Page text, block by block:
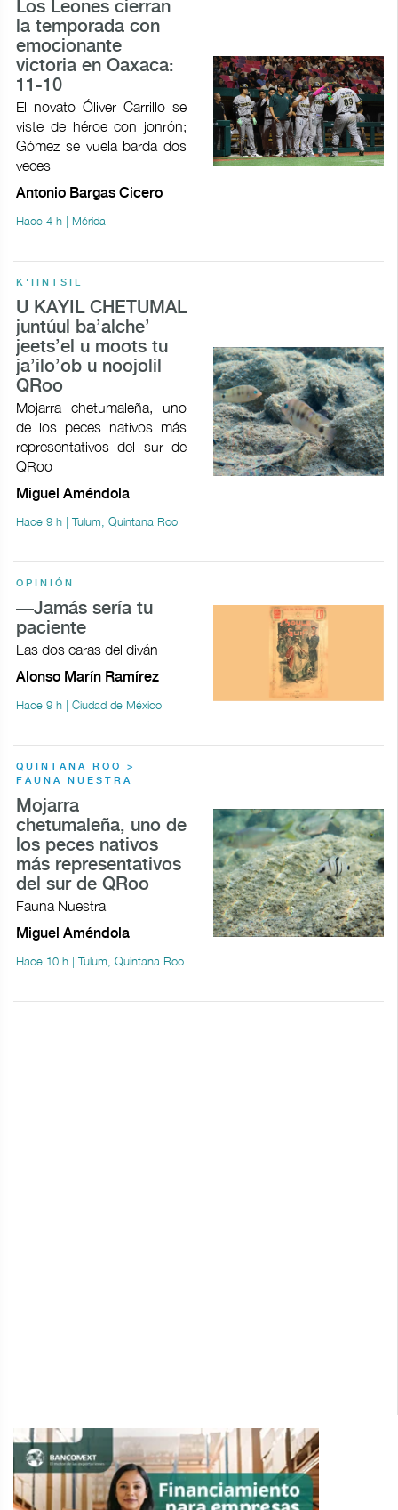
Los Leones cierran
la temporada con
emocionante
victoria en Oaxaca:
11-10
El novato Óliver Carrillo se
viste de héroe con jonrón;
Gómez se vuela barda dos
veces
Antonio Bargas Cicero
Hace 4 h | Mérida
K'IINTSIL
U KAYIL CHETUMAL
juntúul ba’alche’
jeets’el u moots tu
ja’ilo’ob u noojolil
QRoo
Mojarra chetumaleña, uno
de los peces nativos más
representativos del sur de
QRoo
Miguel Améndola
Hace 9 h | Tulum, Quintana Roo
OPINIÓN
—Jamás sería tu
paciente
Las dos caras del diván
Alonso Marín Ramírez
Hace 9 h | Ciudad de México
QUINTANA ROO >
FAUNA NUESTRA
Mojarra
chetumaleña, uno de
los peces nativos
más representativos
del sur de QRoo
Fauna Nuestra
Miguel Améndola
Hace 10 h | Tulum, Quintana Roo